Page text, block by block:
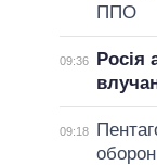
ППО
09:36
Росія
09:18